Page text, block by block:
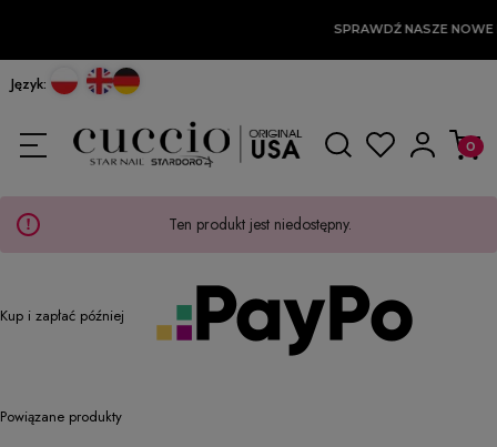
SPRAWDŹ NASZE NOWE
Język:
Ten produkt jest niedostępny.
Kup i zapłać później
Powiązane produkty